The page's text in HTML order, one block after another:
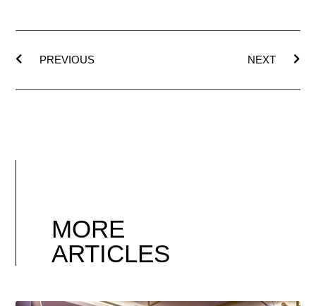
PREVIOUS NEXT
MORE
ARTICLES